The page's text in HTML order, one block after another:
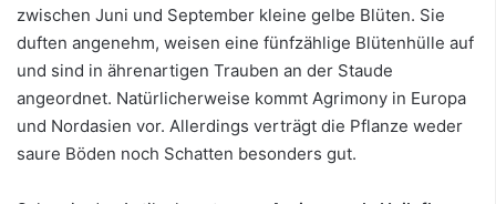
zwischen Juni und September kleine gelbe Blüten. Sie
duften angenehm, weisen eine fünfzählige Blütenhülle auf
und sind in ährenartigen Trauben an der Staude
angeordnet. Natürlicherweise kommt Agrimony in Europa
und Nordasien vor. Allerdings verträgt die Pflanze weder
saure Böden noch Schatten besonders gut.